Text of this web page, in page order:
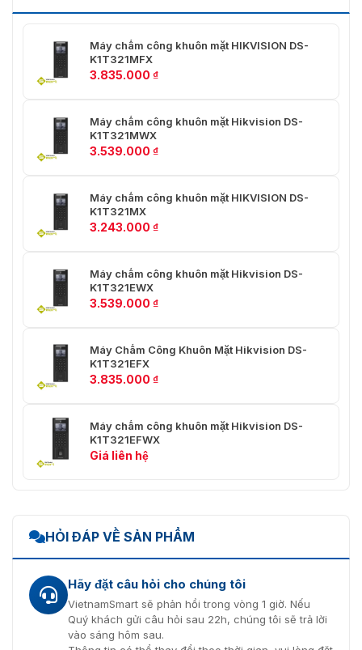
11- TP HCM
Máy chấm công khuôn mặt HIKVISION DS-
K1T321MFX
3.835.000 ₫
Máy chấm công khuôn mặt Hikvision DS-
K1T321MWX
3.539.000 ₫
Máy chấm công khuôn mặt HIKVISION DS-
K1T321MX
3.243.000 ₫
Máy chấm công khuôn mặt Hikvision DS-
K1T321EWX
3.539.000 ₫
Máy Chấm Công Khuôn Mặt Hikvision DS-
K1T321EFX
3.835.000 ₫
Máy chấm công khuôn mặt Hikvision DS-
K1T321EFWX
Giá liên hệ
HỎI ĐÁP VỀ SẢN PHẨM
Hãy đặt câu hỏi cho chúng tôi
VietnamSmart sẽ phản hồi trong vòng 1 giờ. Nếu
Quý khách gửi câu hỏi sau 22h, chúng tôi sẽ trả lời
vào sáng hôm sau.